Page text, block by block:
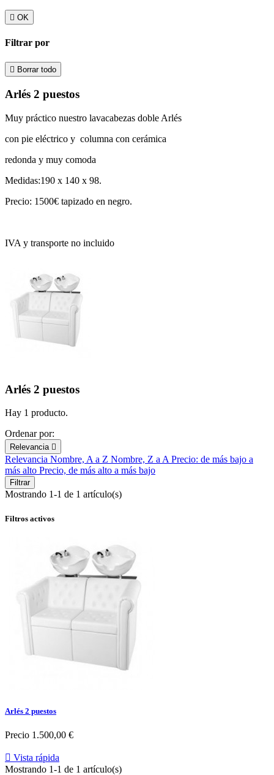
 OK
Filtrar por
 Borrar todo
Arlés 2 puestos
Muy práctico nuestro lavacabezas doble Arlés
con pie eléctrico y columna con cerámica
redonda y muy comoda
Medidas:190 x 140 x 98.
Precio: 1500€ tapizado en negro.
IVA y transporte no incluido
Arlés 2 puestos
Hay 1 producto.
Ordenar por:
Relevancia 
Relevancia Nombre, A a Z Nombre, Z a APrecio: de más bajo a
más alto Precio, de más alto a más bajo
Filtrar
Mostrando 1-1 de 1 artículo(s)
Filtros activos
Arlés 2 puestos
Precio 1.500,00 €
 Vista rápida
Mostrando 1-1 de 1 artículo(s)